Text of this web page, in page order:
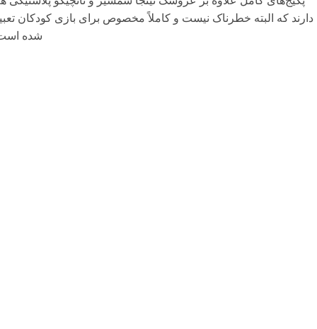
دارند که البته خطرناک نیست و کاملاً مخصوص برای بازی کودکان
شده